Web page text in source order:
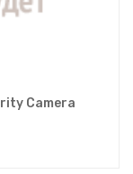
Camera